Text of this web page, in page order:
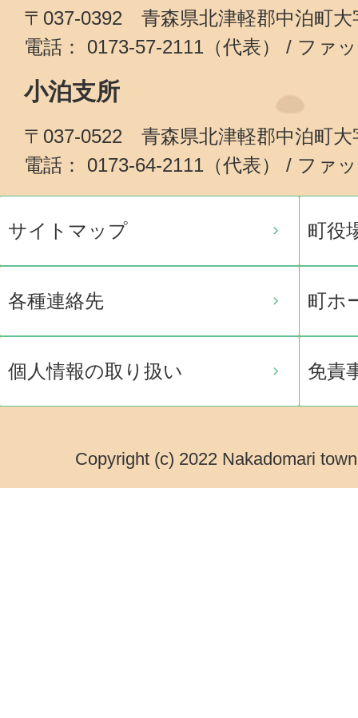
〒037-0392 青森県北津軽郡中泊町大
電話： 0173-57-2111（代表） / ファ
小泊支所
〒037-0522 青森県北津軽郡中泊町大
電話： 0173-64-2111（代表） / ファ
サイトマップ 町役
各種連絡先 町ホ
個人情報の取り扱い 免責
Copyright (c) 2022 Nakadomari